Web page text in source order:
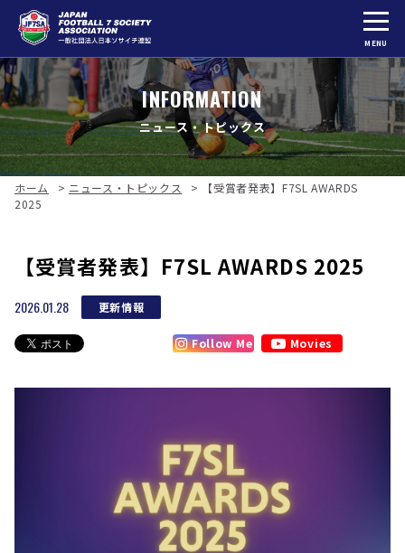
MENU
INFORMATION
ニュース・トピックス
ホーム > ニュース・トピックス >
【受賞者発表】F7SL AWARDS
2025
【受賞者発表】F7SL AWARDS 2025
2026.01.28 更新情報
Follow Me Movies